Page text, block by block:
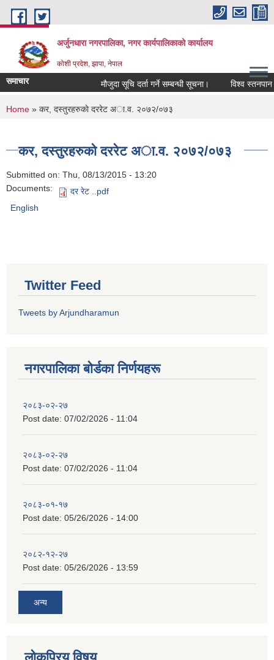
Skip to main content
अर्जुनधारा नगरपालिका, नगर कार्यपालिकाको कार्यालय
कोशी प्रदेश, झापा, नेपाल
समाचार मौजुदा सूचि दर्ता गर्ने सम्बन्धी सूचना। विश्व स्तनपान
You are here
Home » कर, दस्तुरहरुकाे दररेट अा‍.व. २०७२/०७३
कर, दस्तुरहरुकाे दररेट अा‍.व. २०७२/०७३
Submitted on: Thu, 08/13/2015 - 13:20
Documents:
दर रेट ..pdf
English
Twitter Feed
Tweets by Arjundharamun
नगरपालिका बाेर्डका निर्णयहरू
२०८३-०२-२७
Post date: 07/02/2026 - 11:04
२०८३-०२-२७
Post date: 07/02/2026 - 11:04
२०८३-०१-१७
Post date: 05/26/2026 - 14:00
२०८२-१२-२७
Post date: 05/26/2026 - 13:59
अन्य